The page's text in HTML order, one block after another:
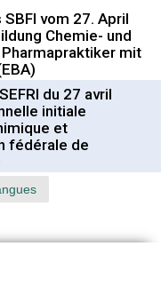
vom 27. April
Chemie- und
mit
du 27 avril
initiale
et
fédérale de